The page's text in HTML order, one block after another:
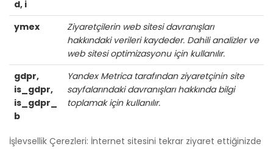
d, i
ymex
Ziyaretçilerin web sitesi davranışları
hakkındaki verileri kaydeder. Dahili analizler ve
web sitesi optimizasyonu için kullanılır.
gdpr,
is_gdpr,
is_gdpr_
b
Yandex Metrica tarafından ziyaretçinin site
sayfalarındaki davranışları hakkında bilgi
toplamak için kullanılır.
İşlevsellik Çerezleri: İnternet sitesini tekrar ziyaret ettiğinizde